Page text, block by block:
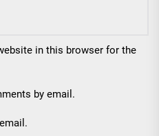
in this browser for the
by email.